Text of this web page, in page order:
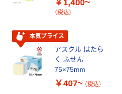
￥1,400~
（税込）
本気プライス
アスクル はたら
く ふせん
75×75mm
￥407~ （税込）